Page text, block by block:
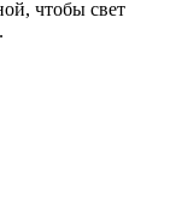
чтобы свет